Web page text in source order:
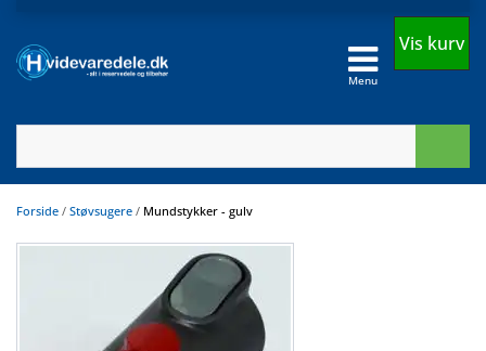
Menu
Vis kurv
Forside / Støvsugere / Mundstykker - gulv